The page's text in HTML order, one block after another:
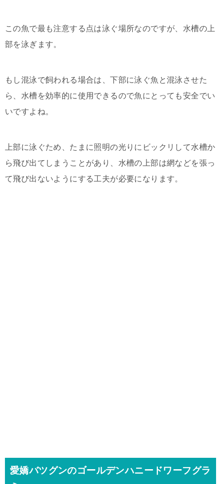
この魚で最も注意する点は泳ぐ場所なのですが、水槽の上
部を泳ぎます。
もし混泳で飼われる場合は、下部に泳ぐ魚と混泳させた
ら、水槽を効率的に使用できるので魚にとっても安全でい
いですよね。
上部に泳ぐため、たまに照明の光りにビックリして水槽か
ら飛び出てしまうことがあり、水槽の上部は網などを張っ
て飛び出ないようにする工夫が必要になります。
愛嬌バツグンのゴールデンハニードワーフグラ